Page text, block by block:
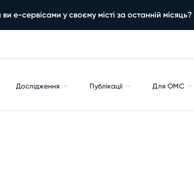
е-сервісами у своєму місті за останній місяць?
Дослідження Публікації Для ОМС